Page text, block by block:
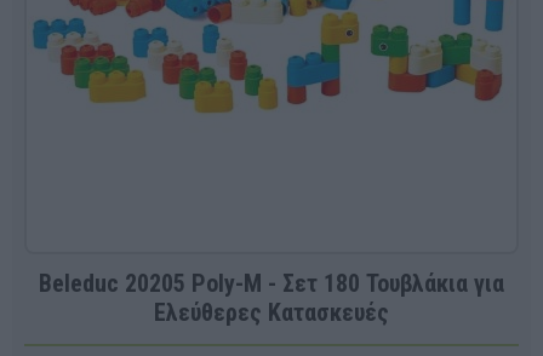
Beleduc 20205 Poly-M - Σετ 180 Τουβλάκια για
Ελεύθερες Κατασκευές